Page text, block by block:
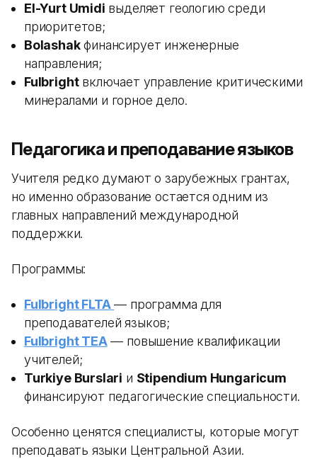
El-Yurt Umidi выделяет геологию среди
приоритетов;
Bolashakфинансирует инженерные
направления;
Fulbrightвключает управление критическими
минералами и горное дело.
Педагогика и преподавание языков
Учителя редко думают о зарубежных грантах,
но именно образование остается одним из
главных направлений международной
поддержки.
Программы:
Fulbright FLTA — программа для
преподавателей языков;
Fulbright TEA— повышение квалификации
учителей;
Turkiye Burslari и Stipendium Hungaricum
финансируют педагогические специальности.
Особенно ценятся специалисты, которые могут
преподавать языки Центральной Азии.